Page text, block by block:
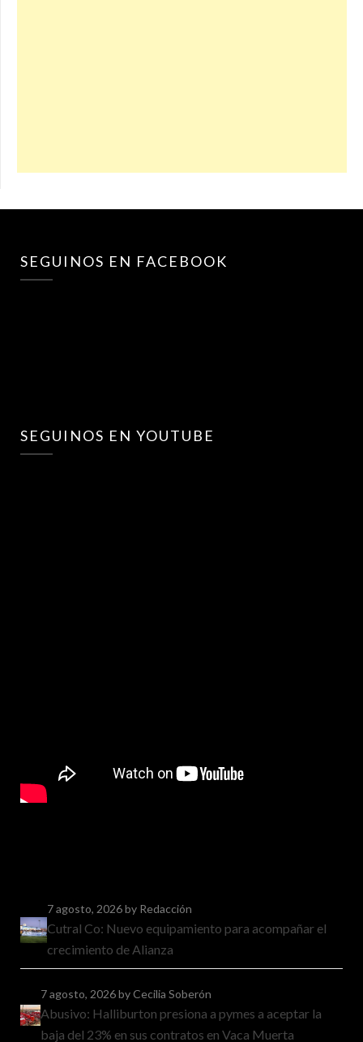
SEGUINOS EN FACEBOOK
SEGUINOS EN YOUTUBE
7 agosto, 2026by Redacción
Cutral Co: Nuevo equipamiento para acompañar el
crecimiento de Alianza
7 agosto, 2026by Cecilia Soberón
Abusivo: Halliburton presiona a pymes a aceptar la
baja del 23% en sus contratos en Vaca Muerta